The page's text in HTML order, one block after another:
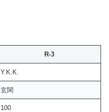
R-3
Y.K.K.
玄関
100